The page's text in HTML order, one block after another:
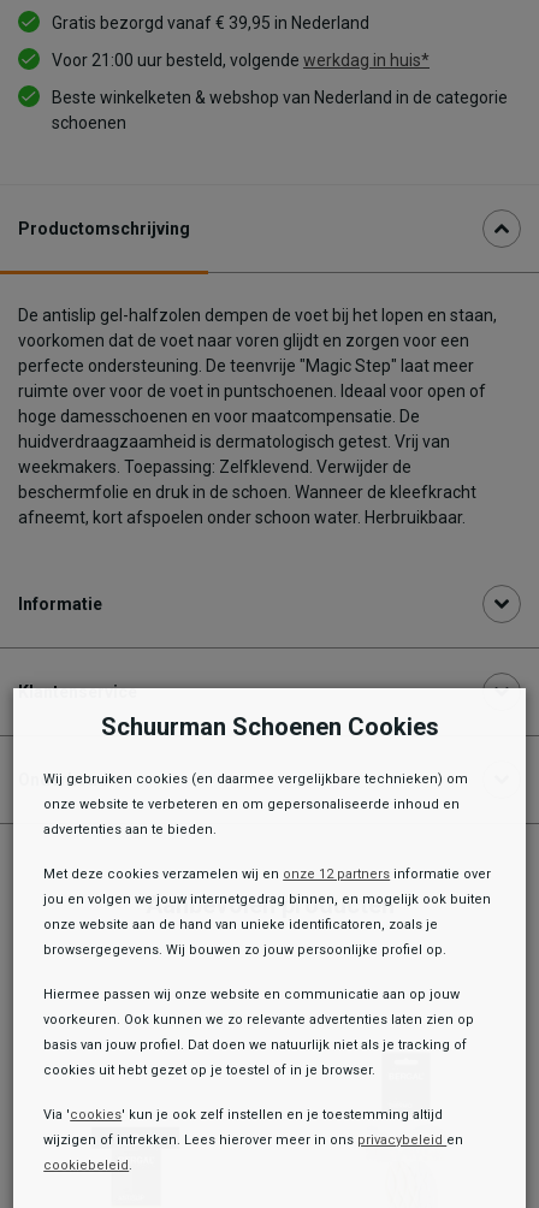
Onze winkelvoorraad
Gratis bezorgd vanaf € 39,95 in Nederland
Voor 21:00 uur besteld, volgende werkdag in huis*
Beste winkelketen & webshop van Nederland in de categorie
schoenen
Productomschrijving
De antislip gel-halfzolen dempen de voet bij het lopen en staan,
voorkomen dat de voet naar voren glijdt en zorgen voor een
perfecte ondersteuning. De teenvrije "Magic Step" laat meer
ruimte over voor de voet in puntschoenen. Ideaal voor open of
hoge damesschoenen en voor maatcompensatie. De
huidverdraagzaamheid is dermatologisch getest. Vrij van
weekmakers. Toepassing: Zelfklevend. Verwijder de
beschermfolie en druk in de schoen. Wanneer de kleefkracht
afneemt, kort afspoelen onder schoon water. Herbruikbaar.
Informatie
Klantenservice
Onderhoud
Aanbevolen producten
Toegevoegd aan je winkeltas!
Schuurman Schoenen Cookies
Wij gebruiken cookies (en daarmee vergelijkbare technieken) om
onze website te verbeteren en om gepersonaliseerde inhoud en
advertenties aan te bieden.
Met deze cookies verzamelen wij en onze 12 partners informatie over
jou en volgen we jouw internetgedrag binnen, en mogelijk ook buiten
onze website aan de hand van unieke identificatoren, zoals je
browsergegevens. Wij bouwen zo jouw persoonlijke profiel op.
Hiermee passen wij onze website en communicatie aan op jouw
voorkeuren. Ook kunnen we zo relevante advertenties laten zien op
basis van jouw profiel. Dat doen we natuurlijk niet als je tracking of
cookies uit hebt gezet op je toestel of in je browser.
Via 'cookies' kun je ook zelf instellen en je toestemming altijd
wijzigen of intrekken. Lees hierover meer in ons privacybeleid en
cookiebeleid .